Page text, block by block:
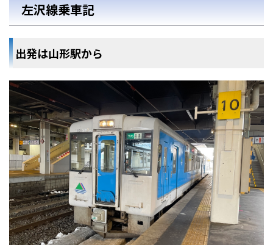
左沢線乗車記
出発は山形駅から